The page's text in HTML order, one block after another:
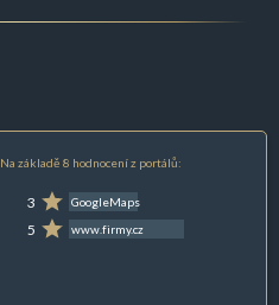
Na základě 8 hodnocení z portálů:
3 GoogleMaps
5 www.firmy.cz